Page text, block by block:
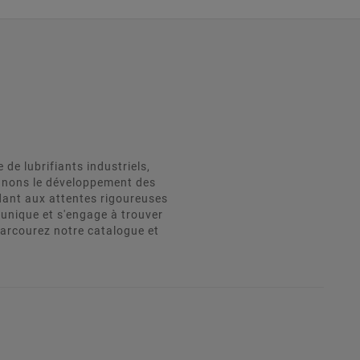
de lubrifiants industriels,
le développement des
aux attentes rigoureuses
et s'engage à trouver
notre catalogue et